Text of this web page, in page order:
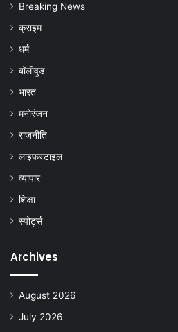
Breaking News
क्राइम
धर्म
बॉलीवुड
भारत
मनोरंजन
राजनीति
लाइफस्टाइल
व्यापार
शिक्षा
स्पोर्ट्स
Archives
August 2026
July 2026